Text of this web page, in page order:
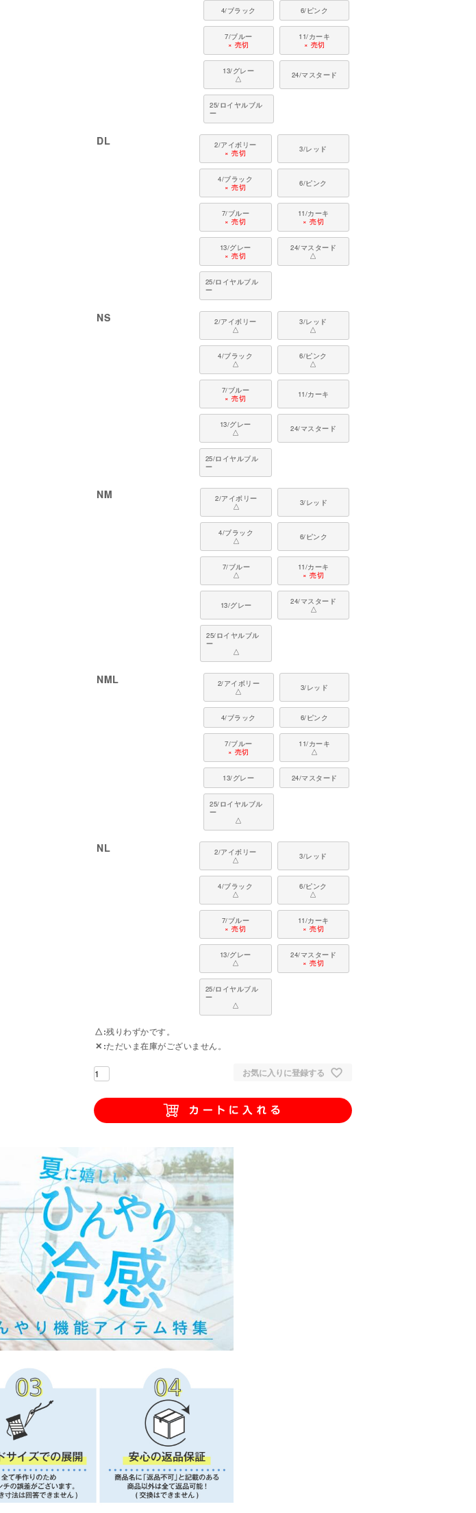
4/ブラック 6/ピンク
7/ブルー
× 売切
11/カーキ
× 売切
13/グレー
△
24/マスタード
25/ロイヤルブル
ー
DL
2/アイボリー
× 売切
3/レッド
4/ブラック
× 売切
6/ピンク
7/ブルー
× 売切
11/カーキ
× 売切
13/グレー
× 売切
24/マスタード
△
25/ロイヤルブル
ー
NS
2/アイボリー
△
3/レッド
△
4/ブラック
△
6/ピンク
△
7/ブルー
× 売切
11/カーキ
13/グレー
△
24/マスタード
25/ロイヤルブル
ー
NM
2/アイボリー
△
3/レッド
4/ブラック
△
6/ピンク
7/ブルー
△
11/カーキ
× 売切
13/グレー
24/マスタード
△
25/ロイヤルブル
ー
△
NML
2/アイボリー
△
3/レッド
4/ブラック 6/ピンク
7/ブルー
× 売切
11/カーキ
△
13/グレー 24/マスタード
25/ロイヤルブル
ー
△
NL
2/アイボリー
△
3/レッド
4/ブラック
△
6/ピンク
△
7/ブルー
× 売切
11/カーキ
× 売切
13/グレー
△
24/マスタード
× 売切
25/ロイヤルブル
ー
△
△ 残りわずかです。
✕ ただいま在庫がございません。
お気に入りに登録する